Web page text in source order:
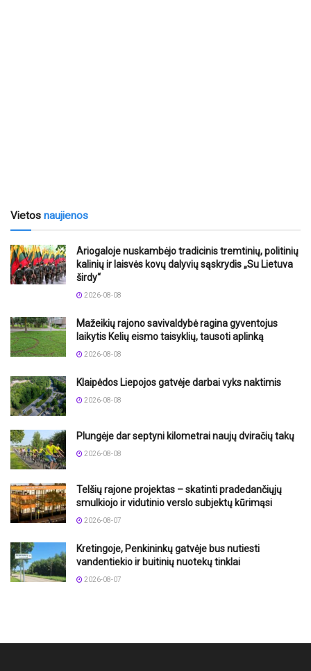
Vietos naujienos
Ariogaloje nuskambėjo tradicinis tremtinių, politinių
kalinių ir laisvės kovų dalyvių sąskrydis „Su Lietuva
širdy“
2026-08-08
Mažeikių rajono savivaldybė ragina gyventojus
laikytis Kelių eismo taisyklių, tausoti aplinką
2026-08-08
Klaipėdos Liepojos gatvėje darbai vyks naktimis
2026-08-08
Plungėje dar septyni kilometrai naujų dviračių takų
2026-08-08
Telšių rajone projektas – skatinti pradedančiųjų
smulkiojo ir vidutinio verslo subjektų kūrimąsi
2026-08-07
Kretingoje, Penkininkų gatvėje bus nutiesti
vandentiekio ir buitinių nuotekų tinklai
2026-08-07